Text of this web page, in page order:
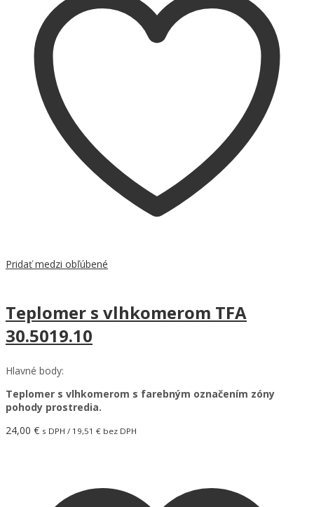
Pridať medzi obľúbené
Teplomer s vlhkomerom TFA
30.5019.10
Hlavné body:
Teplomer s vlhkomerom s farebným označením zóny
pohody prostredia.
24,00 € s DPH / 19,51 € bez DPH